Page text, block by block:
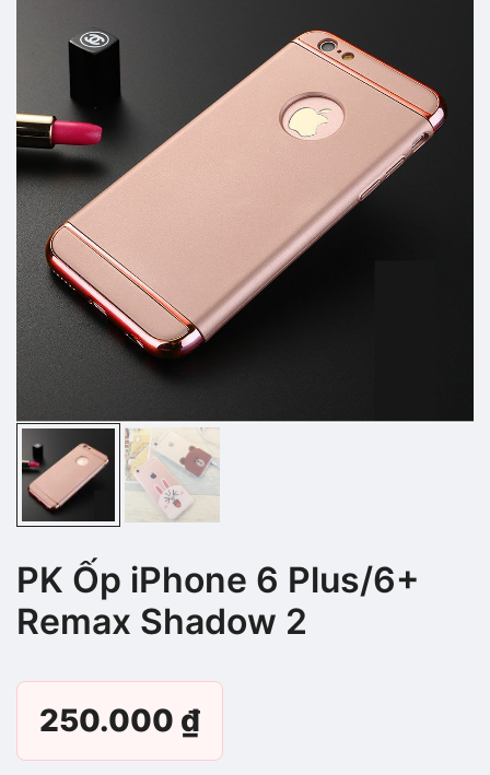
PK Ốp iPhone 6 Plus/6+
Remax Shadow 2
250.000 ₫